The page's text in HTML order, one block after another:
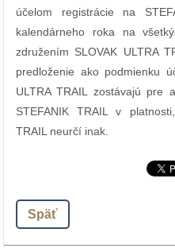
účelom registrácie na
kalendárneho roka na
združením SLOVAK ULTRA
predloženie ako podmienku
ULTRA TRAIL zostávajú pre
STEFANIK TRAIL v
TRAIL neurčí inak.
Späť